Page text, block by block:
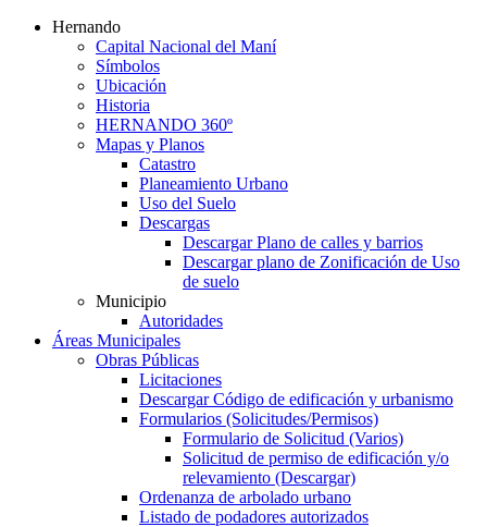
Hernando
Capital Nacional del Maní
Símbolos
Ubicación
Historia
HERNANDO 360º
Mapas y Planos
Catastro
Planeamiento Urbano
Uso del Suelo
Descargas
Descargar Plano de calles y barrios
Descargar plano de Zonificación de Uso
de suelo
Municipio
Autoridades
Áreas Municipales
Obras Públicas
Licitaciones
Descargar Código de edificación y urbanismo
Formularios (Solicitudes/Permisos)
Formulario de Solicitud (Varios)
Solicitud de permiso de edificación y/o
relevamiento (Descargar)
Ordenanza de arbolado urbano
Listado de podadores autorizados